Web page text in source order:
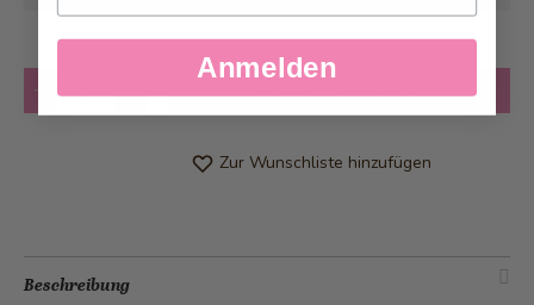
Zur Wunschliste hinzufügen
Beschreibung
Anmelden